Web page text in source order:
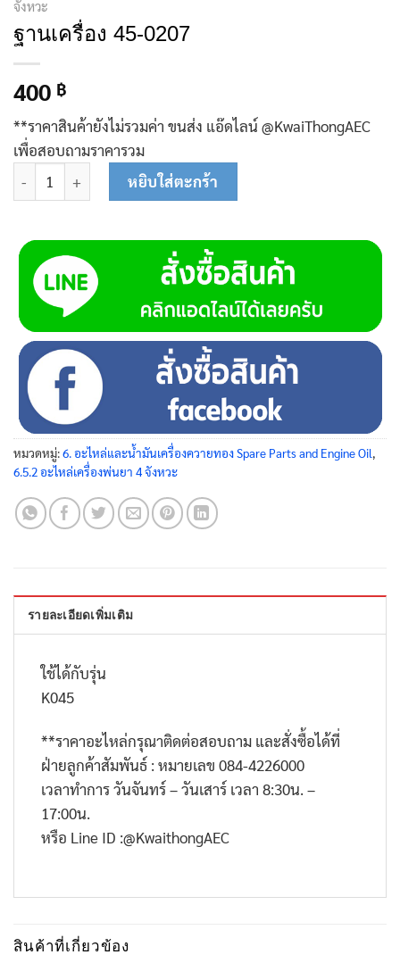
จังหวะ
ฐานเครื่อง 45-0207
400 ฿
**ราคาสินค้ายังไม่รวมค่า ขนส่ง แอ๊ดไลน์ @KwaiThongAEC
เพื่อสอบถามราคารวม
จำนวน ฐานเครื่อง 45-0207 ชิ้น
หยิบใส่ตะกร้า
หมวดหมู่:6. อะไหล่และน้ำมันเครื่องควายทอง Spare Parts and Engine Oil
6.5.2 อะไหล่เครื่องพ่นยา 4 จังหวะ
รายละเอียดเพิ่มเติม
ใช้ได้กับรุ่น
K045
**ราคาอะไหล่กรุณาติดต่อสอบถาม และสั่งซื้อได้ที่
ฝ่ายลูกค้าสัมพันธ์ : หมายเลข 084-4226000
เวลาทำการ วันจันทร์ – วันเสาร์ เวลา 8:30น. –
17:00น.
หรือ Line ID :@KwaithongAEC
สินค้าที่เกี่ยวข้อง